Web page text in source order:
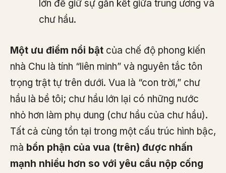
lớn để giữ sự gắn kết giữa trung ương và
chư hầu.
Một ưu điểm nổi bật của chế độ phong kiến
nhà Chu là tính “liên minh” và nguyên tắc tôn
trọng trật tự trên dưới. Vua là “con trời,” chư
hầu là bề tôi; chư hầu lớn lại có những nước
nhỏ hơn làm phụ dung (chư hầu của chư hầu).
Tất cả cùng tồn tại trong một cấu trúc hình bậc,
mà bổn phận của vua (trên) được nhấn
mạnh nhiều hơn so với yêu cầu nộp cống